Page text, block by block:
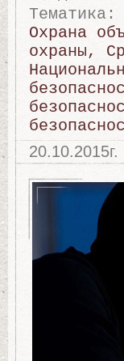
Тематика:
Охрана
охраны,
20.10.2015г.